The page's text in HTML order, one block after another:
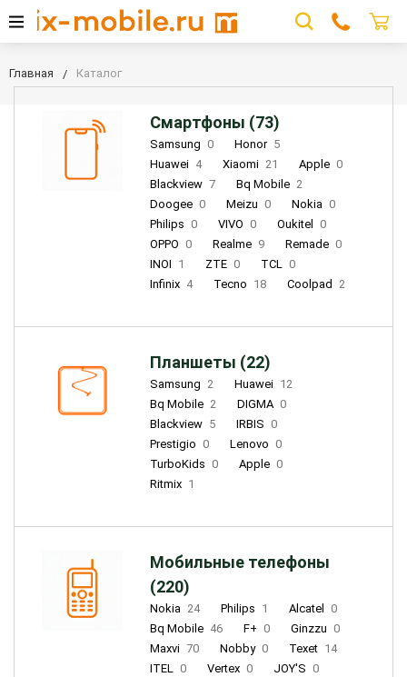
Главная Каталог
Смартфоны (73)
Samsung 0 Honor 5
Huawei 4 Xiaomi 21 Apple 0
Blackview 7 Bq Mobile 2
Doogee 0 Meizu 0 Nokia 0
Philips 0 VIVO 0 Oukitel
0
OPPO 0 Realme 9 Remade 0
INOI 1 ZTE 0 TCL 0
Infinix 4 Tecno 18 Coolpad 2
Планшеты (22)
Samsung 2 Huawei 12
Bq Mobile 2 DIGMA 0
Blackview 5 IRBIS 0
Prestigio 0 Lenovo 0
TurboKids 0 Apple 0
Ritmix 1
Мобильные телефоны
(220)
Nokia 24 Philips 1 Alcatel
0
Bq Mobile 46 F+ 0 Ginzzu 0
Maxvi 70 Nobby 0 Texet 14
ITEL 0 Vertex 0 JOY'S 0